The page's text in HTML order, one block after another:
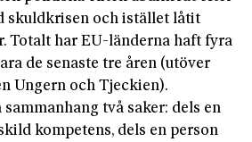
skuldkrisen och istället låtit
Totalt har EU-länderna haft fyra
de senaste tre åren (utöver
Ungern och Tjeckien).
två saker: dels en
kompetens, dels en person